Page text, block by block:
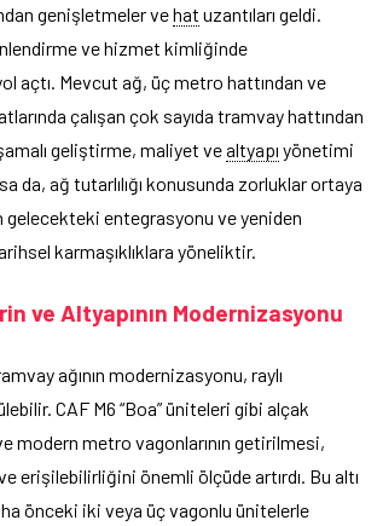
genişletmeler vehat uzantıları geldi.
ve hizmet kimliğinde
açtı. Mevcut ağ, üç metro hattından ve
çalışan çok sayıda tramvay hattından
geliştirme, maliyet vealtyapı yönetimi
da, ağ tutarlılığı konusunda zorluklar ortaya
gelecekteki entegrasyonu ve yeniden
karmaşıklıklara yöneliktir.
ve Altyapının Modernizasyonu
ağının modernizasyonu, raylı
CAF M6 “Boa” üniteleri gibi alçak
modern metro vagonlarının getirilmesi,
erişilebilirliğini önemli ölçüde artırdı. Bu altı
önceki iki veya üç vagonlu ünitelerle